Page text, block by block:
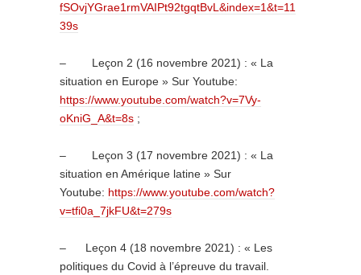
fSOvjYGrae1rmVAIPt92tgqtBvL&index=1&t=11
39s
– Leçon 2 (16 novembre 2021) : « La
situation en Europe » Sur Youtube:
https://www.youtube.com/watch?v=7Vy-
oKniG_A&t=8s ;
– Leçon 3 (17 novembre 2021) : « La
situation en Amérique latine » Sur
Youtube: https://www.youtube.com/watch?
v=tfi0a_7jkFU&t=279s
– Leçon 4 (18 novembre 2021) : « Les
politiques du Covid à l’épreuve du travail.